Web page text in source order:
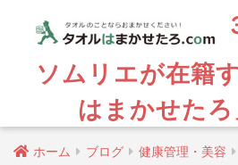
ソムリエが在籍
はまかせた
ホーム ブログ 健康管理・美容